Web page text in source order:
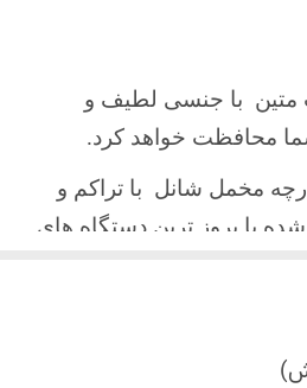
متین با جنسی لطیف و
محافظت خواهد کرد.
مخمل شانل با تراکم و
شده با بروز ترین دستگاه های
کش باکیفیت دوخته‌شده